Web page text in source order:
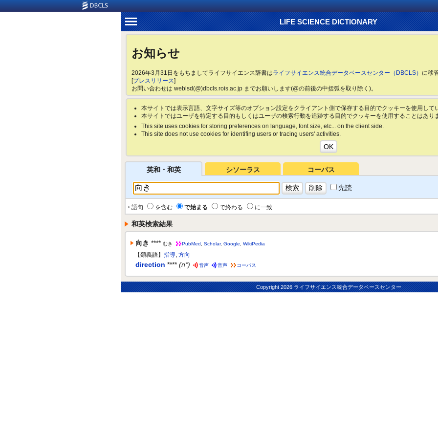
LIFE SCIENCE DICTIONARY
お知らせ
2026年3月31日をもちましてライフサイエンス辞書はライフサイエンス統合データベースセンター（DBCLS） に移
[プレスリリース]
お問い合わせは weblsd(@)dbcls.rois.ac.jp までお願いします(@の前後の中括弧を取り除く)。
本サイトでは表示言語、文字サイズ等のオプション設定をクライアント側で保存する目的でクッキーを使用して
本サイトではユーザを特定する目的もしくはユーザの検索行動を追跡する目的でクッキーを使用することはあり
This site uses cookies for storing preferences on language, font size, etc... on the client side.
This site does not use cookies for identifing users or tracing users' activities.
英和・和英 シソーラス コーパス
先読
‣ 語句 を含む で始まる で終わる
に一致
和英検索結果
向き **** むき PubMed Scholar, Google WikiPedia
【類義語】 指導, 方向
direction **** (n*) 音声 音声 コーパス
Copyright2026 ライフサイエンス統合データベースセンター